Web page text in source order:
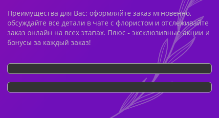
Преимущества для Вас: оформляйте заказ мгновенно,
обсуждайте все детали в чате с флористом и отслеживайте
заказ онлайн на всех этапах. Плюс - эксклюзивные акции и
бонусы за каждый заказ!